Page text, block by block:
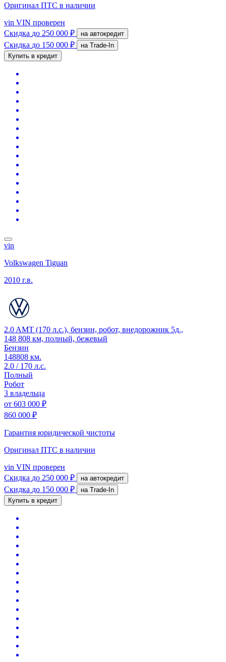
Оригинал ПТС в наличии
vin VIN проверен
Скидка до 250 000 ₽ на автокредит
Скидка до 150 000 ₽
на Trade-In
Купить в кредит
vin
Volkswagen Tiguan
2010 г.в.
2.0 AMT (170 л.с.), бензин, робот, внедорожник 5д.,
148 808 км, полный, бежевый
Бензин
148808 км.
2.0 / 170 л.с.
Полный
Робот
3 владельца
от 603 000 ₽
860 000 ₽
Гарантия юридической чистоты
Оригинал ПТС в наличии
vin VIN проверен
Скидка до 250 000 ₽ на автокредит
Скидка до 150 000 ₽
на Trade-In
Купить в кредит